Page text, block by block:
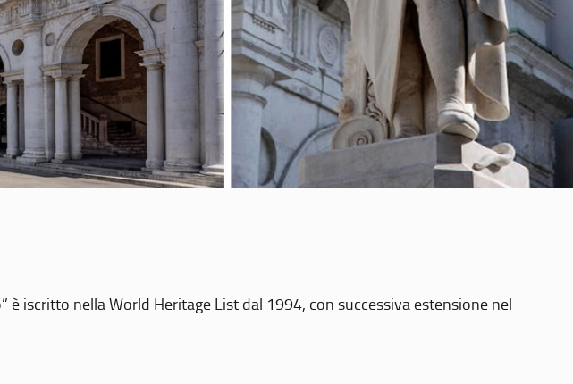
è iscritto nella World Heritage List dal 1994, con successiva estensione nel